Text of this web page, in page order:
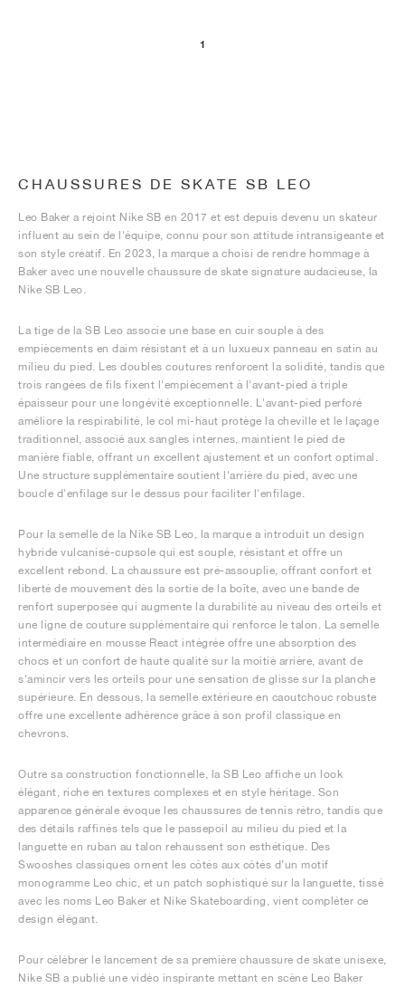
1
CHAUSSURES DE SKATE SB LEO
Leo Baker a rejoint Nike SB en 2017 et est depuis devenu un skateur
influent au sein de l'équipe, connu pour son attitude intransigeante et
son style créatif. En 2023, la marque a choisi de rendre hommage à
Baker avec une nouvelle chaussure de skate signature audacieuse, la
Nike SB Leo.
La tige de la SB Leo associe une base en cuir souple à des
empiècements en daim résistant et à un luxueux panneau en satin au
milieu du pied. Les doubles coutures renforcent la solidité, tandis que
trois rangées de fils fixent l'empiècement à l'avant-pied à triple
épaisseur pour une longévité exceptionnelle. L'avant-pied perforé
améliore la respirabilité, le col mi-haut protège la cheville et le laçage
traditionnel, associé aux sangles internes, maintient le pied de
manière fiable, offrant un excellent ajustement et un confort optimal.
Une structure supplémentaire soutient l'arrière du pied, avec une
boucle d'enfilage sur le dessus pour faciliter l'enfilage.
Pour la semelle de la Nike SB Leo, la marque a introduit un design
hybride vulcanisé-cupsole qui est souple, résistant et offre un
excellent rebond. La chaussure est pré-assouplie, offrant confort et
liberté de mouvement dès la sortie de la boîte, avec une bande de
renfort superposée qui augmente la durabilité au niveau des orteils et
une ligne de couture supplémentaire qui renforce le talon. La semelle
intermédiaire en mousse React intégrée offre une absorption des
chocs et un confort de haute qualité sur la moitié arrière, avant de
s'amincir vers les orteils pour une sensation de glisse sur la planche
supérieure. En dessous, la semelle extérieure en caoutchouc robuste
offre une excellente adhérence grâce à son profil classique en
chevrons.
Outre sa construction fonctionnelle, la SB Leo affiche un look
élégant, riche en textures complexes et en style héritage. Son
apparence générale évoque les chaussures de tennis rétro, tandis que
des détails raffinés tels que le passepoil au milieu du pied et la
languette en ruban au talon rehaussent son esthétique. Des
Swooshes classiques ornent les côtés aux côtés d’un motif
monogramme Leo chic, et un patch sophistiqué sur la languette, tissé
avec les noms Leo Baker et Nike Skateboarding, vient compléter ce
design élégant.
Pour célébrer le lancement de sa première chaussure de skate unisexe,
Nike SB a publié une vidéo inspirante mettant en scène Leo Baker